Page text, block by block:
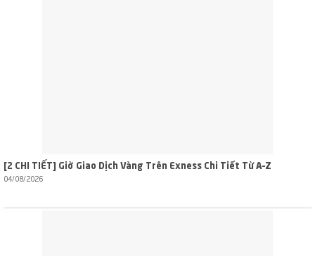
[2 CHI TIẾT] Giờ Giao Dịch Vàng Trên Exness Chi Tiết Từ A–Z
04/08/2026